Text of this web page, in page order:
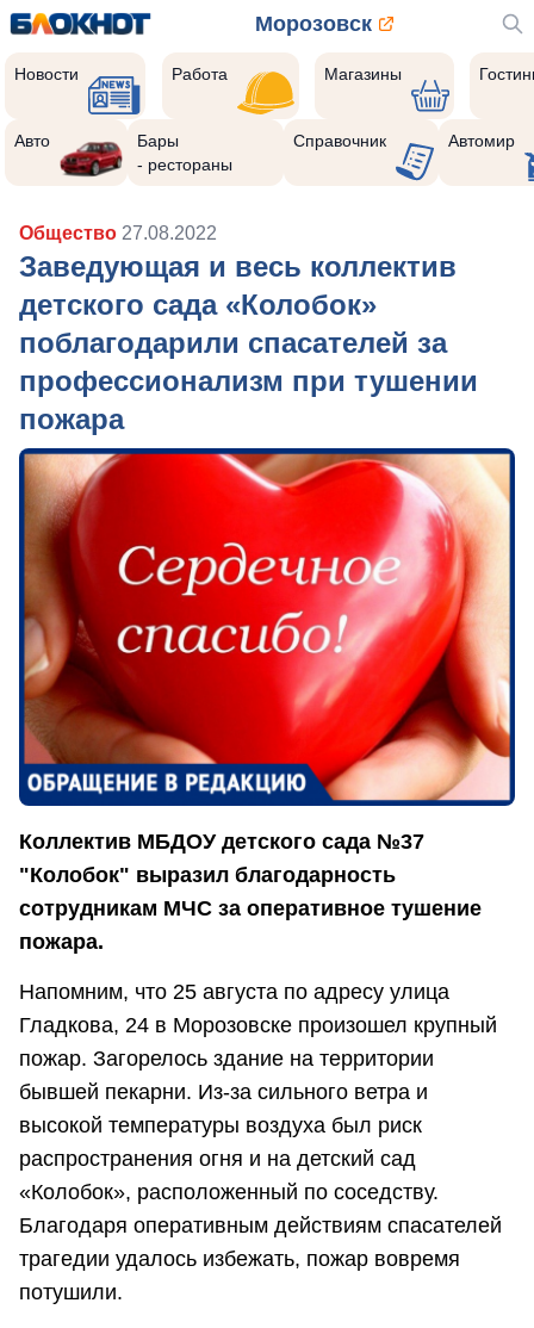
Морозовск
Новости Работа Магазины
Авто
Бары
- рестораны
Справочник Автомир
Общество 27.08.2022
Заведующая и весь коллектив
детского сада «Колобок»
поблагодарили спасателей за
профессионализм при тушении
пожара
Коллектив МБДОУ детского сада №37
"Колобок" выразил благодарность
сотрудникам МЧС за оперативное тушение
пожара.
Напомним, что 25 августа по адресу улица
Гладкова, 24 в Морозовске произошел крупный
пожар. Загорелось здание на территории
бывшей пекарни. Из-за сильного ветра и
высокой температуры воздуха был риск
распространения огня и на детский сад
«Колобок», расположенный по соседству.
Благодаря оперативным действиям спасателей
трагедии удалось избежать, пожар вовремя
потушили.